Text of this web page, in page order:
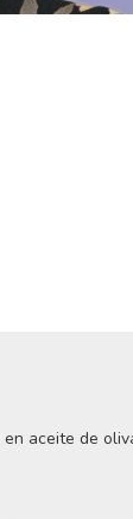
aceite de